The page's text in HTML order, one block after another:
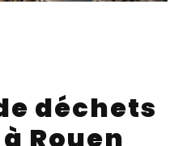
déchets
Rouen